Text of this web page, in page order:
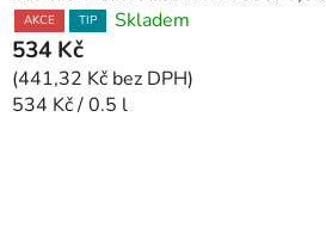
AKCE TIP Skladem
534 Kč
(441,32 Kč bez DPH)
Měrná
534 Kč / 0.5 l